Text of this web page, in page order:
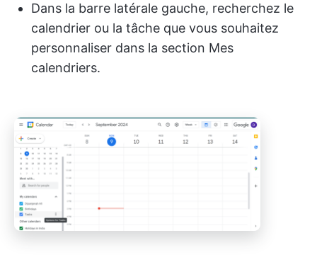
Dans la barre latérale gauche, recherchez le
calendrier ou la tâche que vous souhaitez
personnaliser dans la section Mes
calendriers.